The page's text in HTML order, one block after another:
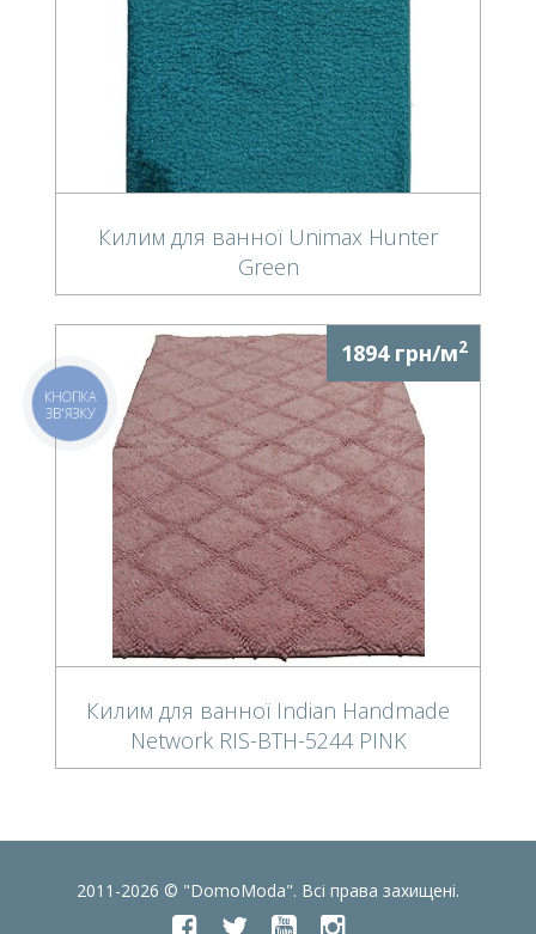
Килим для ванної Unimax Hunter
Green
1894 грн/м2
Килим для ванної Indian Handmade
Network RIS-BTH-5244 PINK
2011-2026 © "DomoModa". Всі права захищені.
КНОПКА
ЗВ'ЯЗКУ